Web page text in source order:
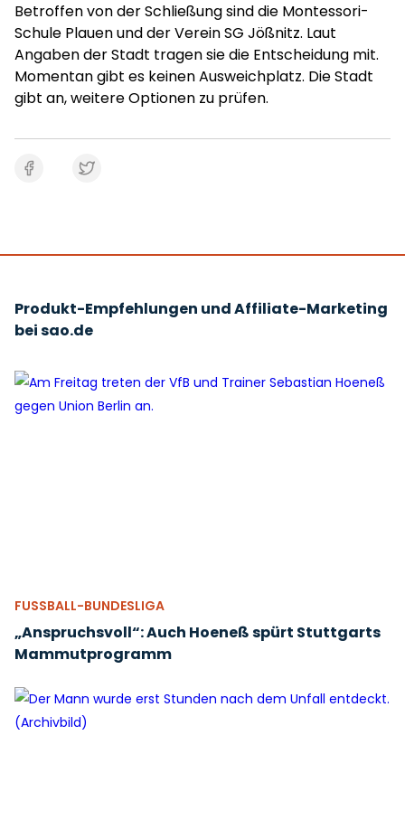
Betroffen von der Schließung sind die Montessori-
Schule Plauen und der Verein SG Jößnitz. Laut
Angaben der Stadt tragen sie die Entscheidung mit.
Momentan gibt es keinen Ausweichplatz. Die Stadt
gibt an, weitere Optionen zu prüfen.
Produkt-Empfehlungen und Affiliate-Marketing
bei sao.de
FUSSBALL-BUNDESLIGA
„Anspruchsvoll“: Auch Hoeneß spürt Stuttgarts
Mammutprogramm